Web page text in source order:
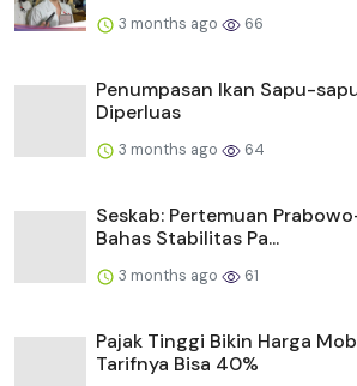
3 months ago 66
Penumpasan Ikan Sapu-
Diperluas
3 months ago 64
Seskab: Pertemuan
Bahas Stabilitas Pa...
3 months ago 61
Pajak Tinggi Bikin Harga
Tarifnya Bisa 40%